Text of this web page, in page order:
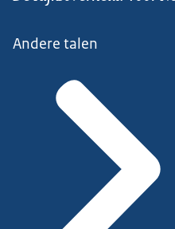
Andere talen